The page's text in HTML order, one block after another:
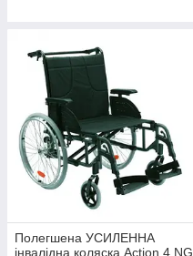
Полегшена УСИЛЕННА
інвалідна коляска Action 4 NG